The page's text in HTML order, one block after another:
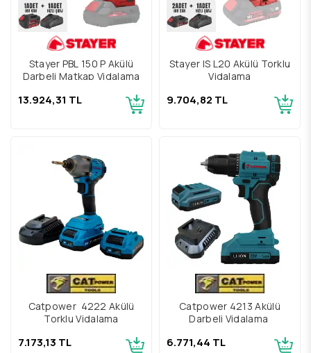
Stayer PBL 150 P Akülü
Darbeli Matkap Vidalama
13.924,31 TL
Stayer IS L20 Akülü Torklu
Vidalama
9.704,82 TL
Catpower 4222 Akülü
Torklu Vidalama
7.173,13 TL
Catpower 4213 Akülü
Darbeli Vidalama
6.771,44 TL